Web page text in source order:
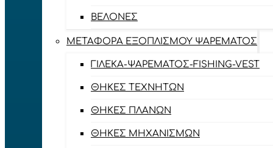
ΒΕΛΌΝΕΣ
ΜΕΤΑΦΟΡΆ ΕΞΟΠΛΙΣΜΟΎ ΨΑΡΈΜΑΤΟΣ
ΓΙΛΈΚΑ-ΨΑΡΈΜΑΤΟΣ-FISHING-VEST
ΘΉΚΕΣ ΤΕΧΝΗΤΏΝ
ΘΉΚΕΣ ΠΛΆΝΩΝ
ΘΉΚΕΣ ΜΗΧΑΝΙΣΜΏΝ